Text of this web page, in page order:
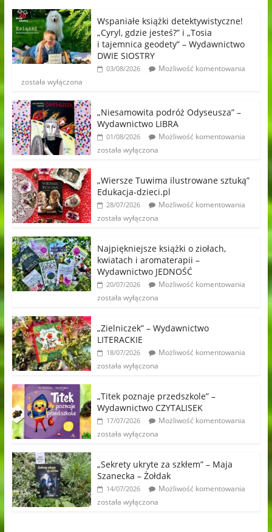
Wspaniałe książki detektywistyczne!
„Cyryl, gdzie jesteś?” i „Tosia
i tajemnica geodety” – Wydawnictwo
DWIE SIOSTRY
03/08/2026
Możliwość komentowania
została wyłączona
„Niesamowita podróż Odyseusza” –
Wydawnictwo LIBRA
01/08/2026
Możliwość komentowania
została wyłączona
„Wiersze Tuwima ilustrowane sztuką”
Edukacja-dzieci.pl
28/07/2026
Możliwość komentowania
została wyłączona
Najpiękniejsze książki o ziołach,
kwiatach i aromaterapii –
Wydawnictwo JEDNOŚĆ
20/07/2026
Możliwość komentowania
została wyłączona
„Zielniczek” – Wydawnictwo
LITERACKIE
18/07/2026
Możliwość komentowania
została wyłączona
„Titek poznaje przedszkole” –
Wydawnictwo CZYTALISEK
17/07/2026
Możliwość komentowania
została wyłączona
„Sekrety ukryte za szkłem” – Maja
Szanecka – Żołdak
14/07/2026
Możliwość komentowania
została wyłączona